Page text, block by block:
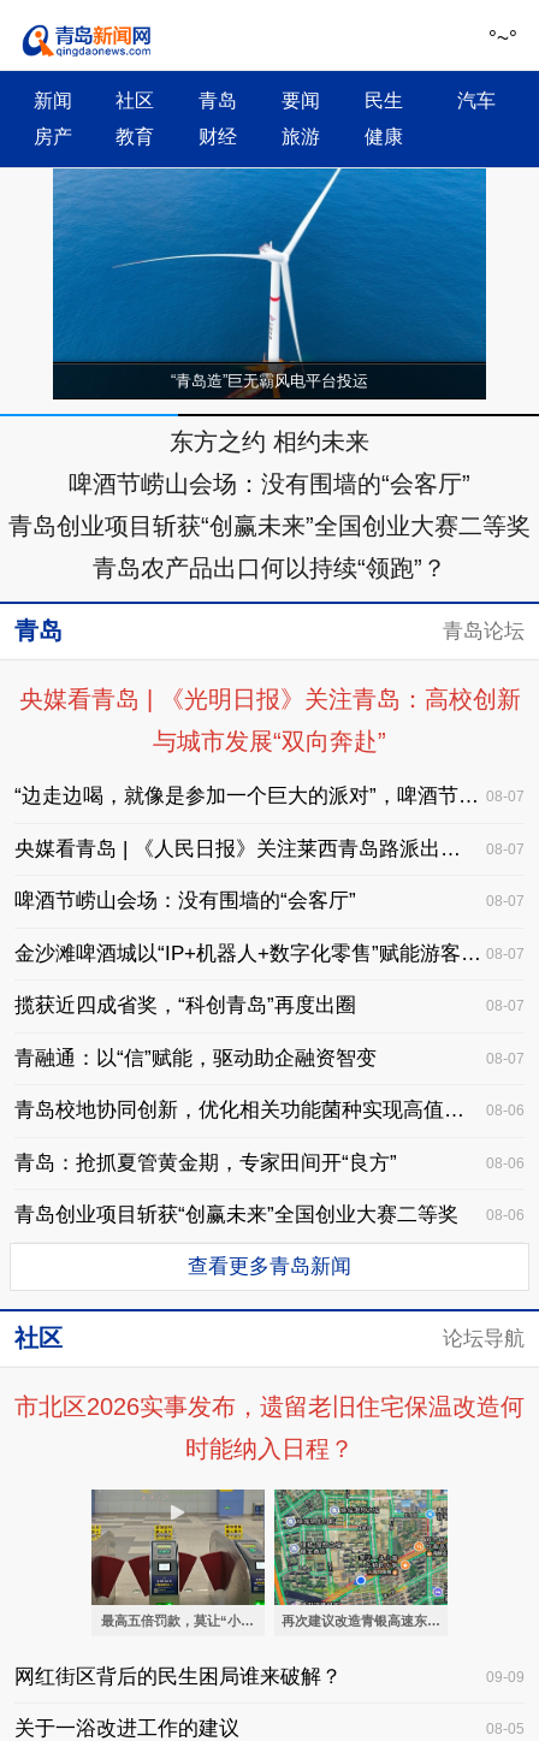
°~°
新闻 社区 青岛 要闻 民生
汽车
房产
教育 财经 旅游 健康
“青岛造”巨无霸风电平台投运
东方之约 相约未来
啤酒节崂山会场：没有围墙的“会客厅”
青岛创业项目斩获“创赢未来”全国创业大赛二等奖
青岛农产品出口何以持续“领跑”？
青岛 青岛论坛
央媒看青岛 | 《光明日报》关注青岛：高校创新
与城市发展“双向奔赴”
“边走边喝，就像是参加一个巨大的派对”，​啤酒节老城会场场景“上新” 08-07
央媒看青岛 | 《人民日报》关注莱西青岛路派出所：当好平安“守夜人” 08-07
啤酒节崂山会场：没有围墙的“会客厅” 08-07
金沙滩啤酒城以“IP+机器人+数字化零售”赋能游客体验，有看头更有玩头 08-07
揽获近四成省奖，“科创青岛”再度出圈 08-07
青融通：以“信”赋能，驱动助企融资智变 08-07
青岛校地协同创新，优化相关功能菌种实现高值化转化 08-06
青岛：抢抓夏管黄金期，专家田间开“良方” 08-06
青岛创业项目斩获“创赢未来”全国创业大赛二等奖 08-06
查看更多青岛新闻
社区 论坛导航
市北区2026实事发布，遗留老旧住宅保温改造何
时能纳入日程？
最高五倍罚款，莫让“小聪明”刷走你的文明分再次建议改造青银高速东李出入口！
网红街区背后的民生困局谁来破解？ 09-09
关于一浴改进工作的建议 08-05